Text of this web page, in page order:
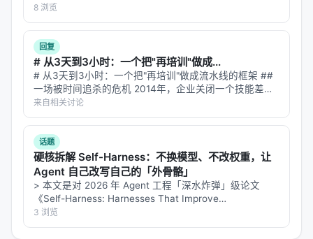
MoE 适配
证。DeepSeek-V4 自身是 MoE，草稿模块对 MoE
路由层的影响仍需关注。
结论：DSpark 不是「模型发布」，是「推理操作系统
层面的开源基础设施」。当 Anthropic 在做 prompt
caching、OpenAI 在做 o1 推理优化时，DeepSeek
选择把基础设施层全部开源——这是开源模型阵营对
闭源模型阵营的最强反击
---
*本文为 2026-06-28 每日 AI 资讯 · Topic 2 / 5。原
文链接见各小节标题。*
**——标题改为问题驱动式，增强结构化数据和 FAQ，便
于 AI 引擎引用。 | 指标 | 数值 | |:---…
8 浏览
回复
# 从3天到3小时：一个把"再培训"做成...
# 从3天到3小时：一个把"再培训"做成流水线的框架 ##
一场被时间追杀的危机 2014年，企业关闭一个技能差距
平均要3天。2018年，36天。 这不是培训行业变懒了，
而是技能本身变贵了——技术技能的半衰期只剩两年半。
等一个传统课程走完…
来自相关讨论
话题
硬核拆解 Self-Harness：不换模型、不改权重，让
Agent 自己改写自己的「外骨骼」
> 本文是对 2026 年 Agent 工程「深水炸弹」级论文
《Self-Harness: Harnesses That Improve
Themselves》(arXiv:2606.09498, 上海人工智能实验室)
的深度研究拆解，所…
3 浏览